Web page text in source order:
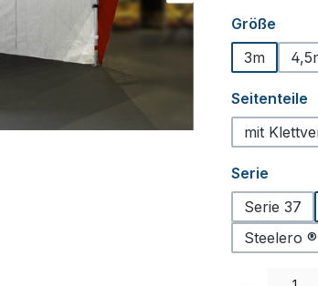
Größe
3m
Seitenteile
mit
Serie
Serie 37
Steelero ®
Produkt